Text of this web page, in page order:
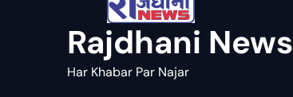
Rajdhani News
Har Khabar Par Najar